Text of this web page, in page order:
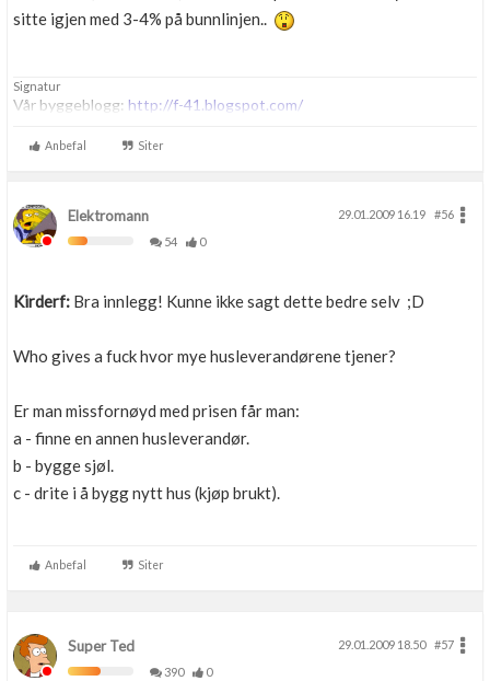
sitte igjen med 3-4% på bunnlinjen..
Signatur
Vår byggeblogg: http://f-41.blogspot.com/
Anbefal Siter
Elektromann 29.01.2009 16.19
#56
54
0
Kirderf: Bra innlegg! Kunne ikke sagt dette bedre selv ;D
Who gives a fuck hvor mye husleverandørene tjener?
Er man missfornøyd med prisen får man:
a - finne en annen husleverandør.
b - bygge sjøl.
c - drite i å bygg nytt hus (kjøp brukt).
Anbefal Siter
Super Ted 29.01.2009 18.50
#57
390
0